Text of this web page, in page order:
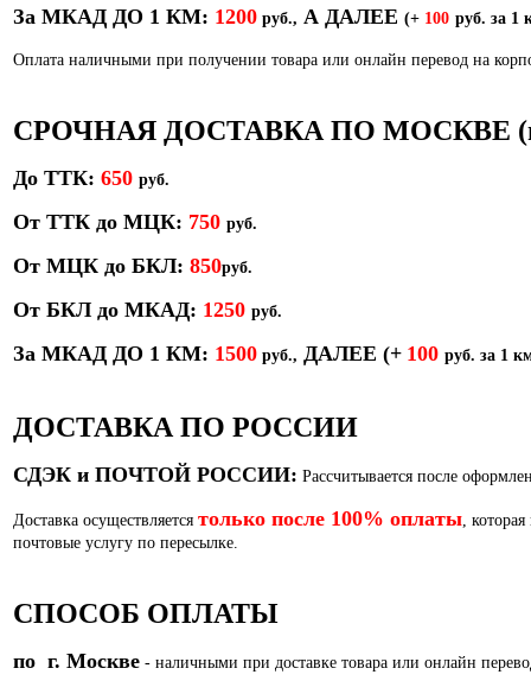
За МКАД ДО 1 КМ: 1200 руб., А ДАЛЕЕ (+ 100 руб. за 1
Оплата наличными при получении товара или онлайн перевод на
СРОЧНАЯ ДОСТАВКА ПО МОСКВЕ (в
До ТТК: 650 руб.
От ТТК до МЦК: 750 руб.
От МЦК до БКЛ: 850руб.
От БКЛ до МКАД: 1250 руб.
За МКАД ДО 1 КМ: 1500 руб., ДАЛЕЕ (+ 100 руб. за 1
ДОСТАВКА ПО РОССИИ
СДЭК и ПОЧТОЙ РОССИИ: Рассчитывается после
Доставка осуществляется только после 100% оплаты,
почтовые услугу по пересылке.
СПОСОБ ОПЛАТЫ
по г. Москве - наличными при доставке товара или онлайн